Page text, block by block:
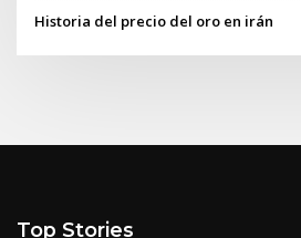
Historia del precio del oro en irán
Top Stories